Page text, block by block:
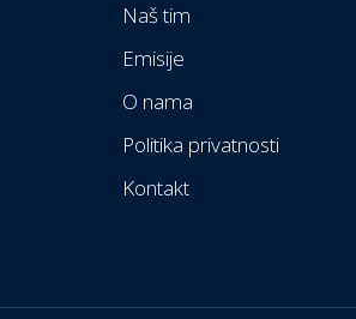
Naš tim
Emisije
O nama
Politika privatnosti
Kontakt